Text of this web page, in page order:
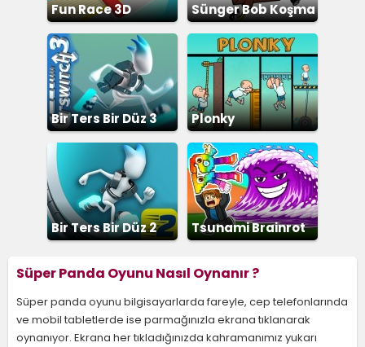
Fun Race 3D Sünger Bob Koşma
Bir Ters Bir Düz 3 Plonky
Bir Ters Bir Düz 2 Tsunami Brainrot
Süper Panda Oyunu Nasıl Oynanır ?
Süper panda oyunu bilgisayarlarda fareyle, cep telefonlarında
ve mobil tabletlerde ise parmağınızla ekrana tıklanarak
oynanıyor. Ekrana her tıkladığınızda kahramanımız yukarı